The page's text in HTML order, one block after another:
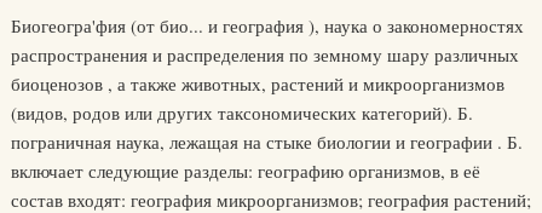
Биогеогра'фия (от био... и география ), наука о закономерностях
распространения и распределения по земному шару различных
биоценозов , а также животных, растений и микроорганизмов
(видов, родов или других таксономических категорий). Б.
пограничная наука, лежащая на стыке биологии и географии . Б.
включает следующие разделы: географию организмов, в её
состав входят: география микроорганизмов; география растений;